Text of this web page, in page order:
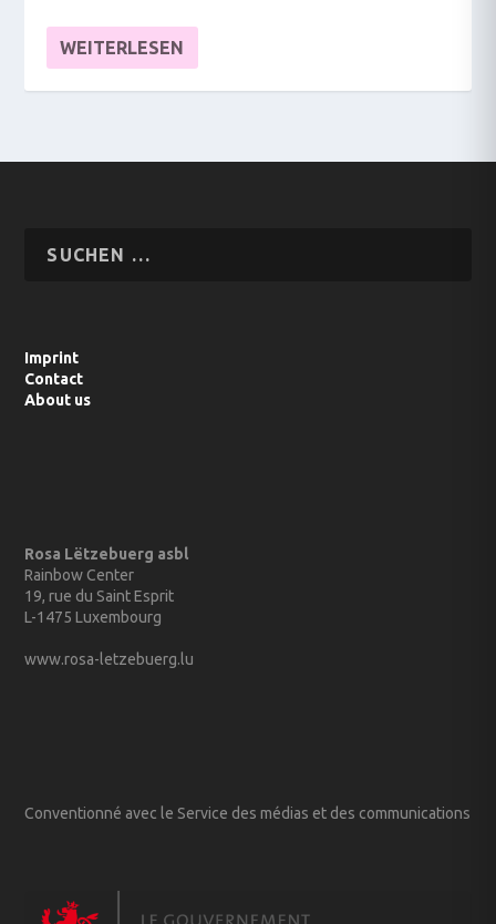
WEITERLESEN
Imprint
Contact
About us
Rosa Lëtzebuerg asbl
Rainbow Center
19, rue du Saint Esprit
L-1475 Luxembourg
www.rosa-letzebuerg.lu
Conventionné avec le Service des médias et des communications